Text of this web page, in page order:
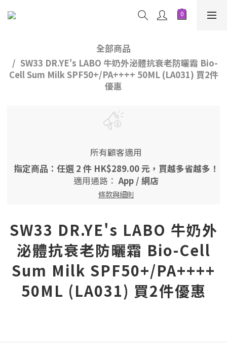
全部商品
SW33 DR.YE's LABO 牛奶外泌體抗衰老防曬霜 Bio-
Cell Sum Milk SPF50+/PA++++ 50ML (LA031) 買2件
優惠
所有顧客適用
指定商品：任選 2 件 HK$289.00 元，買越多省越多！
適用通路：App / 網店
條款與細則
SW33 DR.YE's LABO 牛奶外
泌體抗衰老防曬霜 Bio-Cell
Sum Milk SPF50+/PA++++
50ML (LA031) 買2件優惠